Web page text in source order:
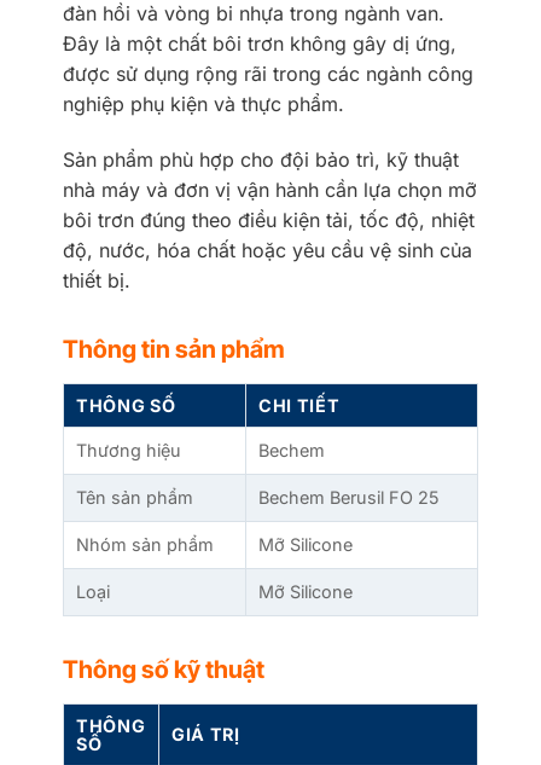
đàn hồi và vòng bi nhựa trong ngành van.
Đây là một chất bôi trơn không gây dị ứng,
được sử dụng rộng rãi trong các ngành công
nghiệp phụ kiện và thực phẩm.
Sản phẩm phù hợp cho đội bảo trì, kỹ thuật
nhà máy và đơn vị vận hành cần lựa chọn mỡ
bôi trơn đúng theo điều kiện tải, tốc độ, nhiệt
độ, nước, hóa chất hoặc yêu cầu vệ sinh của
thiết bị.
Thông tin sản phẩm
THÔNG SỐ CHI TIẾT
Thương hiệu Bechem
Tên sản phẩm Bechem Berusil FO 25
Nhóm sản phẩm Mỡ Silicone
Loại Mỡ Silicone
Thông số kỹ thuật
THÔNG
SỐ
GIÁ TRỊ